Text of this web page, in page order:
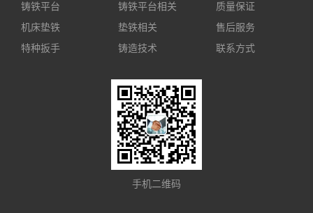
铸铁平台
机床垫铁
特种扳手
铸铁平台相关
垫铁相关
铸造技术
质量保证
售后服务
联系方式
手机二维码